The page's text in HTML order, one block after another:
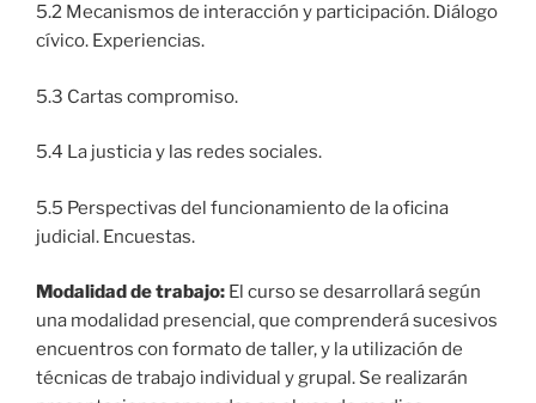
5.2 Mecanismos de interacción y participación. Diálogo
cívico. Experiencias.
5.3 Cartas compromiso.
5.4 La justicia y las redes sociales.
5.5 Perspectivas del funcionamiento de la oficina
judicial. Encuestas.
Modalidad de trabajo: El curso se desarrollará según
una modalidad presencial, que comprenderá sucesivos
encuentros con formato de taller, y la utilización de
técnicas de trabajo individual y grupal. Se realizarán